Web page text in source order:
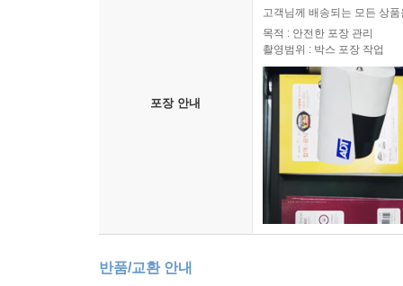
포장 안내
고객님께 배송되는 모든 상
목적 : 안전한 포장 관리
촬영범위 : 박스 포장 작업
반품/교환 안내